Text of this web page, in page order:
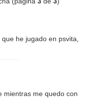
he jugado en psvita,
mientras me quedo con